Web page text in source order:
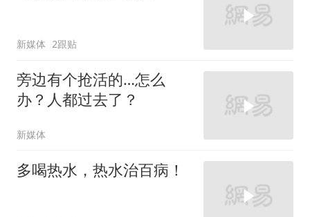
新媒体 2跟贴
旁边有个抢活的…怎么
办？人都过去了？
新媒体
多喝热水，热水治百病！